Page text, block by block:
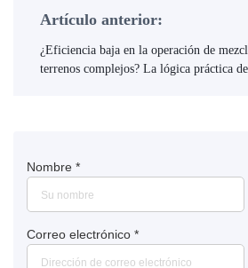
Artículo anterior:
¿Eficiencia baja en la operación de
terrenos complejos? La lógica práctica
Nombre *
Correo electrónico *